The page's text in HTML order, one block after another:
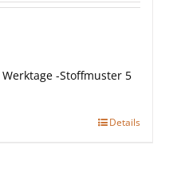
-Stoffmuster 5
Details